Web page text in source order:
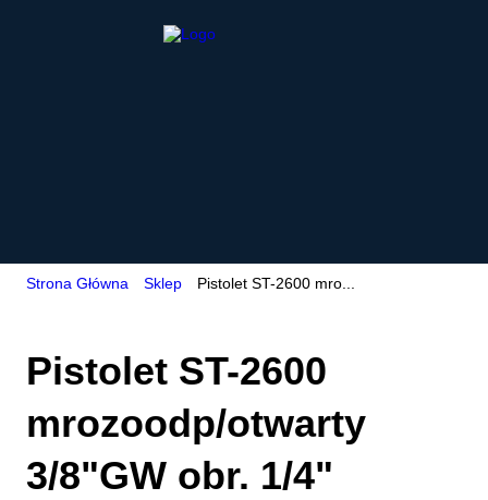
Strona Główna Sklep Pistolet ST-2600 mro...
Pistolet ST-2600
mrozoodp/otwarty
3/8"GW obr. 1/4"